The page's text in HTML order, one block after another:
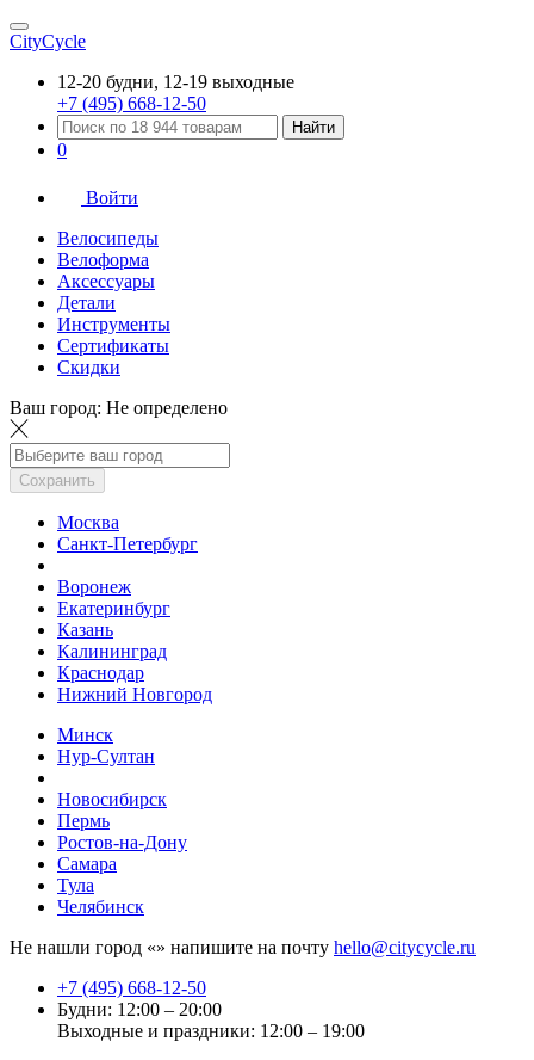
CityCycle
12-20 будни, 12-19 выходные
+7 (495) 668-12-50
Найти
0
Войти
Велосипеды
Велоформа
Аксессуары
Детали
Инструменты
Сертификаты
Скидки
Ваш город: Не определено
Сохранить
Москва
Санкт-Петербург
Воронеж
Екатеринбург
Казань
Калининград
Краснодар
Нижний Новгород
Минск
Нур-Султан
Новосибирск
Пермь
Ростов-на-Дону
Самара
Тула
Челябинск
Не нашли город «» напишите на почту hello@citycycle.ru
+7 (495) 668-12-50
Будни: 12:00 – 20:00
Выходные и праздники: 12:00 – 19:00